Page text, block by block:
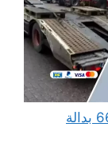
ونش كرين سطحة ام الهيمان 66400336 بدالة